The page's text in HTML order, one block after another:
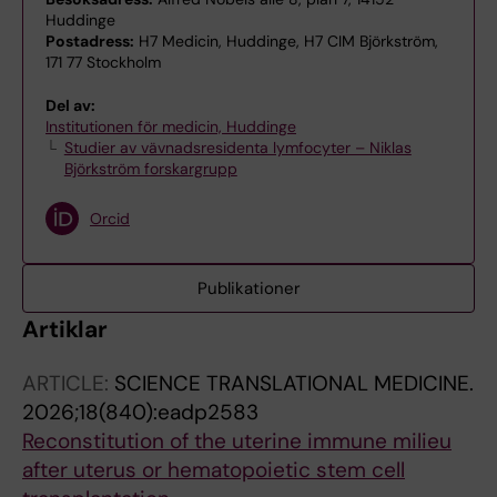
Huddinge
Postadress: H7 Medicin, Huddinge, H7 CIM Björkström,
171 77 Stockholm
Del av:
Institutionen för medicin, Huddinge
Studier av vävnadsresidenta lymfocyter – Niklas
Björkström forskargrupp
Orcid
Publikationer
Artiklar
ARTICLE: SCIENCE TRANSLATIONAL MEDICINE.
2026;18(840):eadp2583
Reconstitution of the uterine immune milieu
after uterus or hematopoietic stem cell